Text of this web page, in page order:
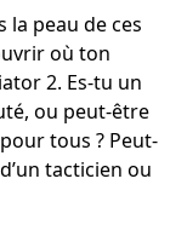
la peau de ces
où ton
2. Es-tu un
ou peut-être
tous ? Peut-
tacticien ou